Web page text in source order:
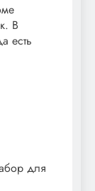
В
есть
для